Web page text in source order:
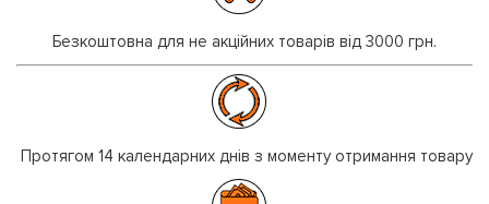
Безкоштовна для не акційних товарів від 3000 грн.
Протягом 14 календарних днів з моменту отримання товару